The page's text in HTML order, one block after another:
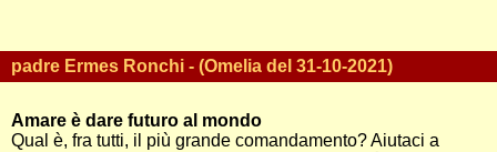
padre Ermes Ronchi - (Omelia del 31-10-2021)
Amare è dare futuro al mondo
Qual è, fra tutti, il più grande comandamento? Aiutaci a